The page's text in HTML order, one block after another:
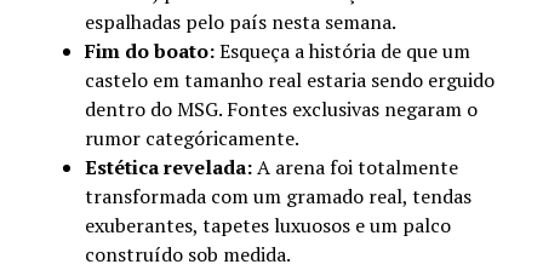
espalhadas pelo país nesta semana.
Fim do boato:Esqueça a história de que um
castelo em tamanho real estaria sendo erguido
dentro do MSG. Fontes exclusivas negaram o
rumor categóricamente.
Estética revelada:A arena foi totalmente
transformada com um gramado real, tendas
exuberantes, tapetes luxuosos e um palco
construído sob medida.